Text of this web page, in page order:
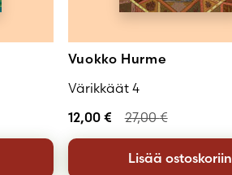
Vuokko Hurme
Värikkäät 4
12,00 € 27,00€
Lisää ostoskoriin